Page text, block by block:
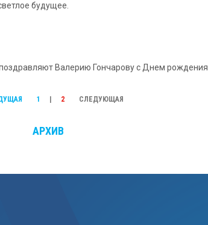
будущее.
Валерию Гончарову с Днем рождения.
1 2 СЛЕДУЮЩАЯ
АРХИВ